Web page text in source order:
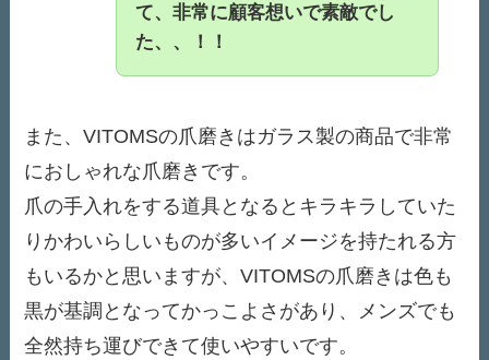
て、非常に顧客想いで素敵でし
た、、！！
また、VITOMSの爪磨きはガラス製の商品で非常
におしゃれな爪磨きです。
爪の手入れをする道具となるとキラキラしていた
りかわいらしいものが多いイメージを持たれる方
もいるかと思いますが、VITOMSの爪磨きは色も
黒が基調となってかっこよさがあり、メンズでも
全然持ち運びできて使いやすいです。